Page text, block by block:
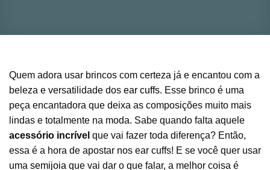
Quem adora usar brincos com certeza já e encantou com a
beleza e versatilidade dos ear cuffs. Esse brinco é uma
peça encantadora que deixa as composições muito mais
lindas e totalmente na moda. Sabe quando falta aquele
acessório incrível que vai fazer toda diferença? Então,
essa é a hora de apostar nos ear cuffs! E se você quer usar
uma semijoia que vai dar o que falar, a melhor coisa é